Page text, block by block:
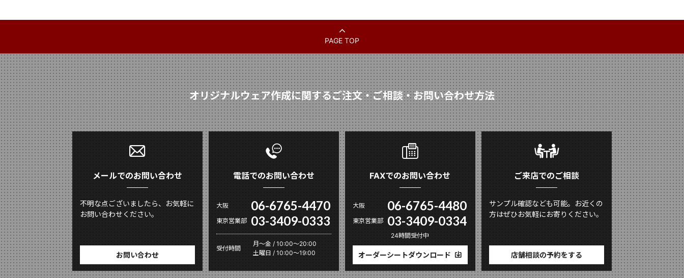
PAGE TOP
オリジナルウェア作成に関するご注文・ご相談・お問い合わせ方法
メールでのお問い合わせ
不明な点ございましたら、お気軽に
お問い合わせください。
お問い合わせ
電話でのお問い合わせ
大阪 06-6765-4470
東京営業部 03-3409-0333
受付時間
月〜金 / 10:00～20:00
土曜日 / 10:00～19:00
FAXでのお問い合わせ
大阪 06-6765-4480
東京営業部 03-3409-0334
24時間受付中
オーダーシートダウンロード
ご来店でのご相談
サンプル確認なども可能。お近くの
方はぜひお気軽にお寄りください。
店舗相談の予約をする